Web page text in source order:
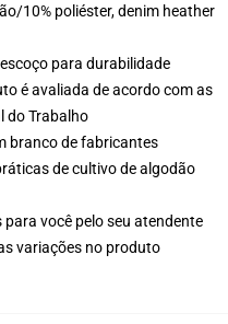
10% poliéster, denim heather
para durabilidade
é avaliada de acordo com as
do Trabalho
branco de fabricantes
de cultivo de algodão
você pelo seu atendente
variações no produto